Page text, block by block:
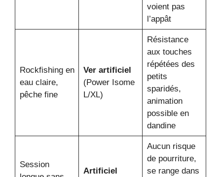
voient pas
l’appât
Rockfishing en
eau claire,
pêche fine
Ver artificiel
(Power Isome
L/XL)
Résistance
aux touches
répétées des
petits
sparidés,
animation
possible en
dandine
Session
Artificiel
Aucun risque
de pourriture,
se range dans